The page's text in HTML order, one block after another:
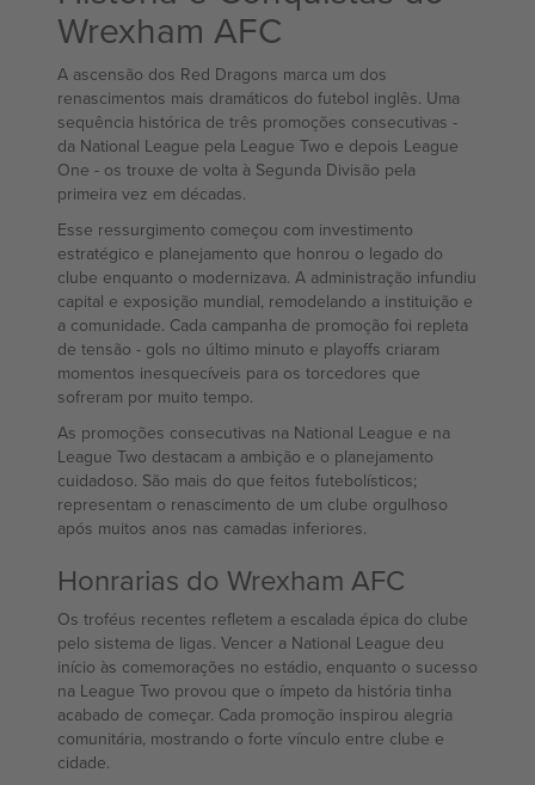
Wrexham AFC
A ascensão dos Red Dragons marca um dos
renascimentos mais dramáticos do futebol inglês. Uma
sequência histórica de três promoções consecutivas -
da National League pela League Two e depois League
One - os trouxe de volta à Segunda Divisão pela
primeira vez em décadas.
Esse ressurgimento começou com investimento
estratégico e planejamento que honrou o legado do
clube enquanto o modernizava. A administração infundiu
capital e exposição mundial, remodelando a instituição e
a comunidade. Cada campanha de promoção foi repleta
de tensão - gols no último minuto e playoffs criaram
momentos inesquecíveis para os torcedores que
sofreram por muito tempo.
As promoções consecutivas na National League e na
League Two destacam a ambição e o planejamento
cuidadoso. São mais do que feitos futebolísticos;
representam o renascimento de um clube orgulhoso
após muitos anos nas camadas inferiores.
Honrarias do Wrexham AFC
Os troféus recentes refletem a escalada épica do clube
pelo sistema de ligas. Vencer a National League deu
início às comemorações no estádio, enquanto o sucesso
na League Two provou que o ímpeto da história tinha
acabado de começar. Cada promoção inspirou alegria
comunitária, mostrando o forte vínculo entre clube e
cidade.